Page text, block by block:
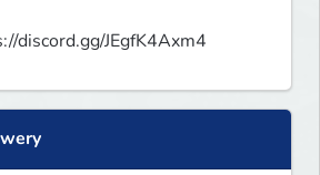
discord.gg/JEgfK4Axm4